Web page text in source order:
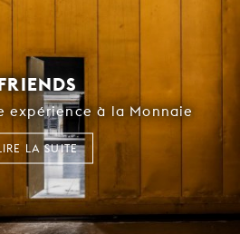
expérience à la Monnaie
LA SUITE